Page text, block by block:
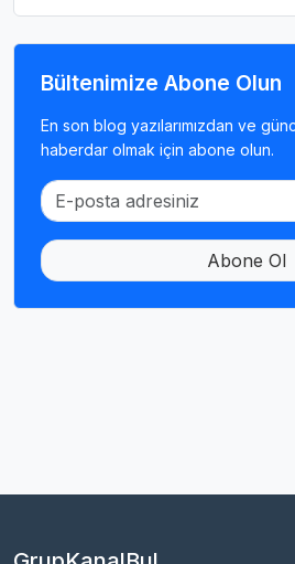
Bültenimize Abone Olun
En son blog yazılarımızdan ve
haberdar olmak için abone olun.
Abone Ol